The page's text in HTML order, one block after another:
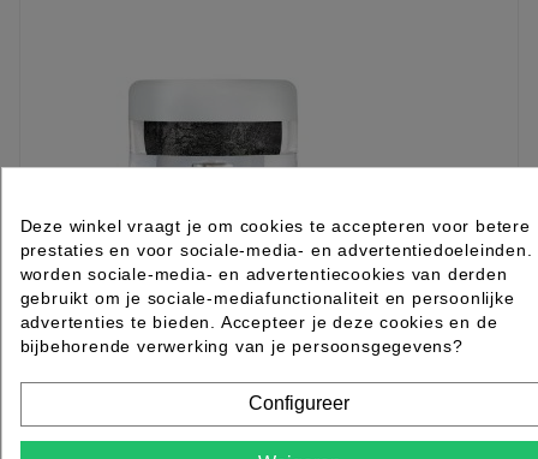
Deze winkel vraagt je om cookies te accepteren voor betere
prestaties en voor sociale-media- en advertentiedoeleinden.
worden sociale-media- en advertentiecookies van derden
gebruikt om je sociale-mediafunctionaliteit en persoonlijke
advertenties te bieden. Accepteer je deze cookies en de
bijbehorende verwerking van je persoonsgegevens?
Configureer